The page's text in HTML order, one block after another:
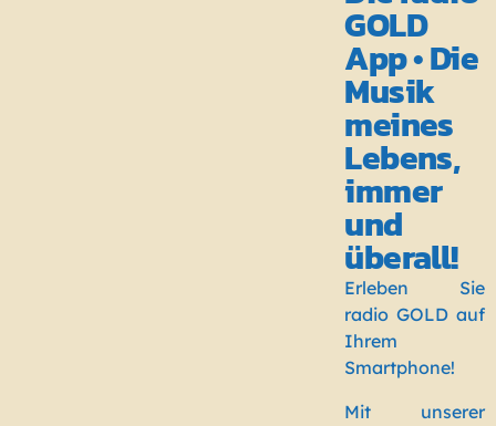
GOLD
App • Die
Musik
meines
Lebens,
immer
und
überall!
Erleben Sie
radio GOLD auf
Ihrem
Smartphone!
Mit unserer